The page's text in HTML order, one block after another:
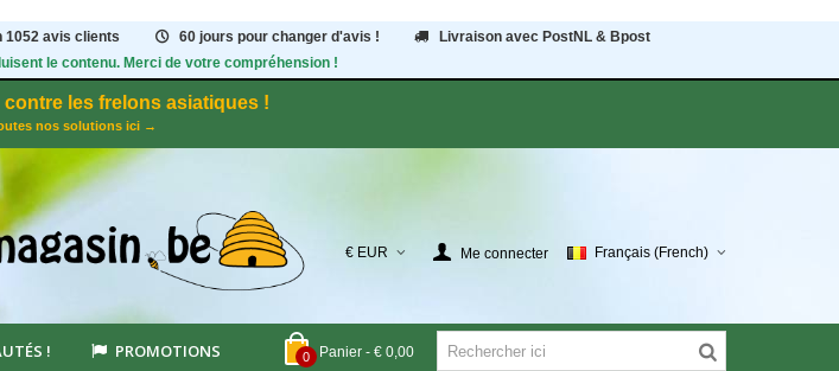
1052avis clients 60 jours pour changer d'avis !
Livraison avec PostNL & Bpost
le contenu. Merci de votre compréhension !
les frelons asiatiques !
nos solutions ici →
€ EUR Me connecter Français (French)
0 Panier - € 0,00
! PROMOTIONS